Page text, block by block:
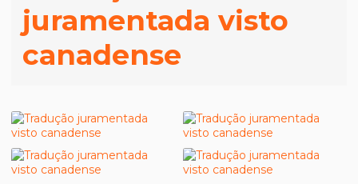
juramentada visto
canadense